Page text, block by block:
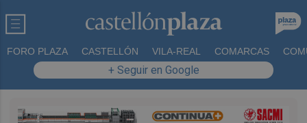
FORO PLAZA CASTELLÓN VILA-REAL COMARCAS
+ Seguir en Google